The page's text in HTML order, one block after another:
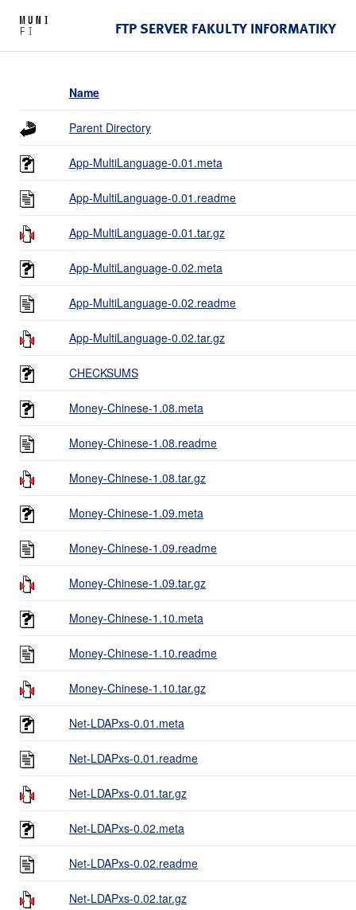
FTP SERVER FAKULTY INFORMATIKY
Name
Parent Directory
App-MultiLanguage-0.01.meta
App-MultiLanguage-0.01.readme
App-MultiLanguage-0.01.tar.gz
App-MultiLanguage-0.02.meta
App-MultiLanguage-0.02.readme
App-MultiLanguage-0.02.tar.gz
CHECKSUMS
Money-Chinese-1.08.meta
Money-Chinese-1.08.readme
Money-Chinese-1.08.tar.gz
Money-Chinese-1.09.meta
Money-Chinese-1.09.readme
Money-Chinese-1.09.tar.gz
Money-Chinese-1.10.meta
Money-Chinese-1.10.readme
Money-Chinese-1.10.tar.gz
Net-LDAPxs-0.01.meta
Net-LDAPxs-0.01.readme
Net-LDAPxs-0.01.tar.gz
Net-LDAPxs-0.02.meta
Net-LDAPxs-0.02.readme
Net-LDAPxs-0.02.tar.gz